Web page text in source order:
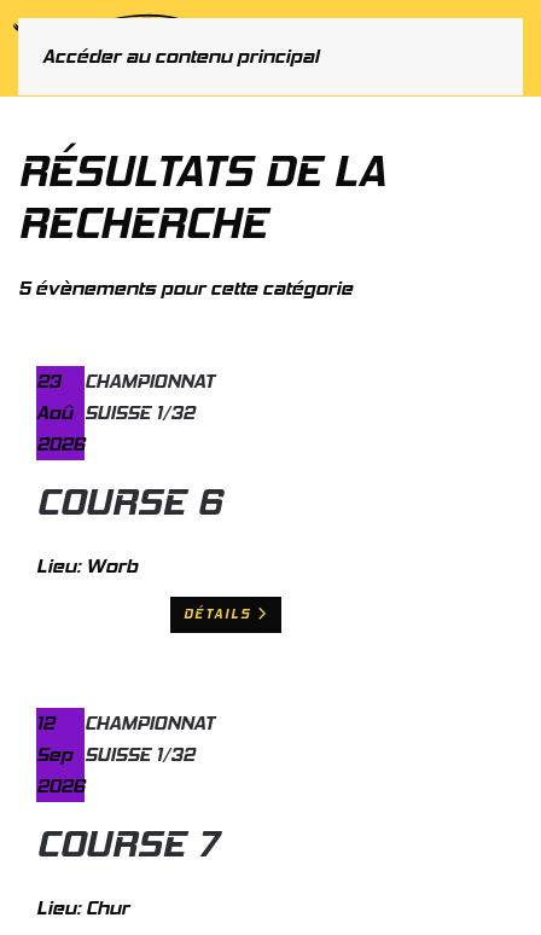
Accéder au contenu principal
RÉSULTATS DE LA
RECHERCHE
5 évènements pour cette catégorie
23
Aoû
2026
CHAMPIONNAT
SUISSE 1/32
COURSE 6
Lieu:Worb
DÉTAILS
12
Sep
2026
CHAMPIONNAT
SUISSE 1/32
COURSE 7
Lieu:Chur